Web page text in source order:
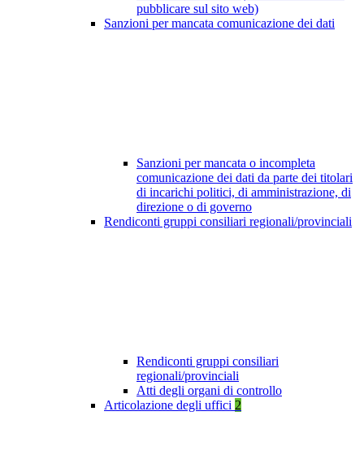
pubblicare sul sito web)
Sanzioni per mancata comunicazione dei dati
Sanzioni per mancata o incompleta
comunicazione dei dati da parte dei titolari
di incarichi politici, di amministrazione, di
direzione o di governo
Rendiconti gruppi consiliari regionali/provinciali
Rendiconti gruppi consiliari
regionali/provinciali
Atti degli organi di controllo
Articolazione degli uffici 2